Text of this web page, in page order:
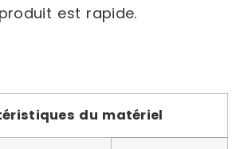
est rapide.
du matériel